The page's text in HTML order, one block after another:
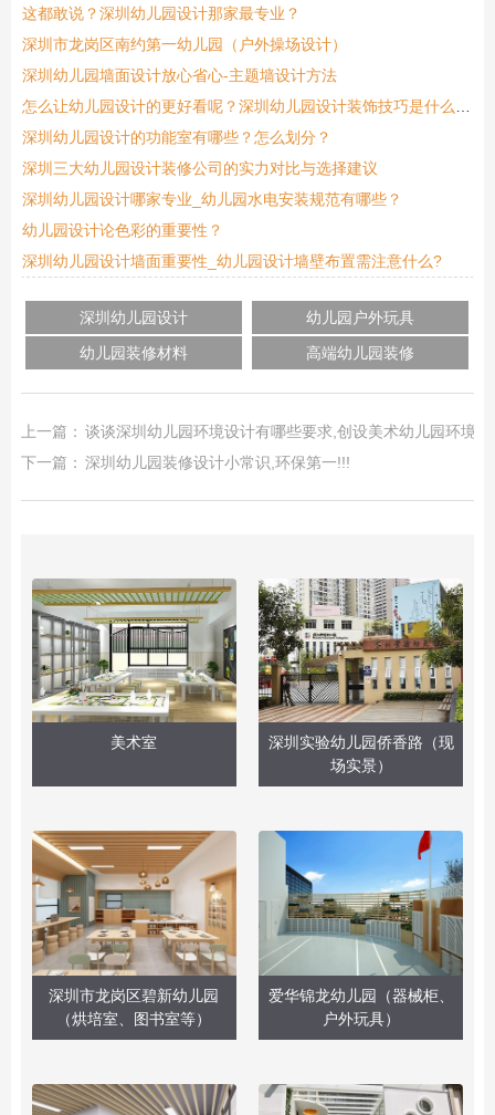
这都敢说？深圳幼儿园设计那家最专业？
深圳市龙岗区南约第一幼儿园（户外操场设计）
深圳幼儿园墙面设计放心省心-主题墙设计方法
深圳幼儿园设计的功能室有哪些？怎么划分？
深圳三大幼儿园设计装修公司的实力对比与选择建议
深圳幼儿园设计哪家专业_幼儿园水电安装规范有哪些？
幼儿园设计论色彩的重要性？
深圳幼儿园设计墙面重要性_幼儿园设计墙壁布置需注意什么?
深圳幼儿园设计
幼儿园户外玩具
幼儿园装修材料
高端幼儿园装修
上一篇： 谈谈深圳幼儿园环境设计有哪些要求,创设美术幼儿园环境
下一篇： 深圳幼儿园装修设计小常识,环保第一!!!
美术室
深圳实验幼儿园侨香路（现
场实景）
深圳市龙岗区碧新幼儿园
（烘培室、图书室等）
爱华锦龙幼儿园（器械柜、
户外玩具）